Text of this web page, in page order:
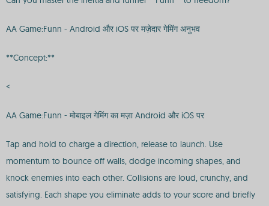
AA Game:Funn - Android और iOS पर मज़ेदार गेमिंग अनुभव
**Concept:**
<
AA Game:Funn - मोबाइल गेमिंग का मज़ा Android और iOS पर
Tap and hold to charge a direction, release to launch. Use
momentum to bounce off walls, dodge incoming shapes, and
knock enemies into each other. Collisions are loud, crunchy, and
satisfying. Each shape you eliminate adds to your score and briefly